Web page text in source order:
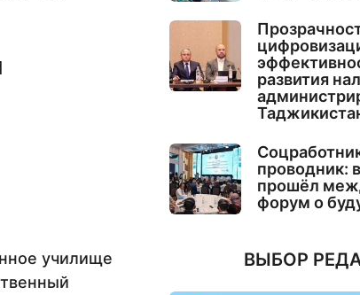
училище
развития
проводник:
прошёл
форум о
ВЫБОР